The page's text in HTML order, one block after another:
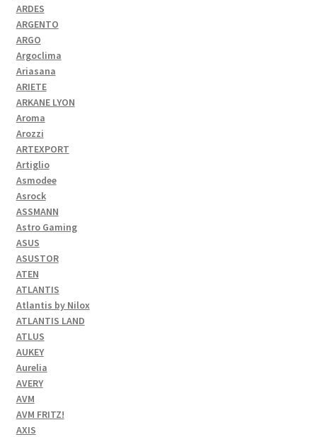
ARDES
ARGENTO
ARGO
Argoclima
Ariasana
ARIETE
ARKANE LYON
Aroma
Arozzi
ARTEXPORT
Artiglio
Asmodee
Asrock
ASSMANN
Astro Gaming
ASUS
ASUSTOR
ATEN
ATLANTIS
Atlantis by Nilox
ATLANTIS LAND
ATLUS
AUKEY
Aurelia
AVERY
AVM
AVM FRITZ!
AXIS